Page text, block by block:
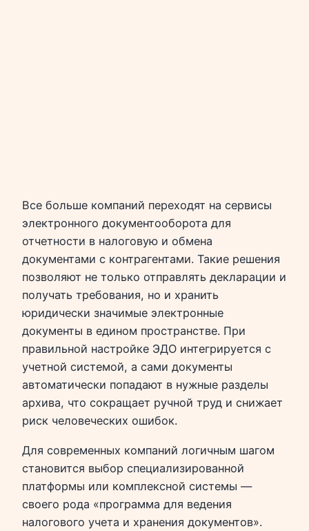
Все больше компаний переходят на сервисы
электронного документооборота для
отчетности в налоговую и обмена
документами с контрагентами. Такие решения
позволяют не только отправлять декларации и
получать требования, но и хранить
юридически значимые электронные
документы в едином пространстве. При
правильной настройке ЭДО интегрируется с
учетной системой, а сами документы
автоматически попадают в нужные разделы
архива, что сокращает ручной труд и снижает
риск человеческих ошибок.
Для современных компаний логичным шагом
становится выбор специализированной
платформы или комплексной системы —
своего рода «программа для ведения
налогового учета и хранения документов».